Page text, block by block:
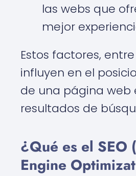
las webs que
mejor
Estos factores,
influyen en el
de una página web
resultados de
¿Qué es el SEO
Engine